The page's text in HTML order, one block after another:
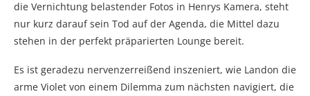
die Vernichtung belastender Fotos in Henrys Kamera, steht
nur kurz darauf sein Tod auf der Agenda, die Mittel dazu
stehen in der perfekt präparierten Lounge bereit.
Es ist geradezu nervenzerreißend inszeniert, wie Landon die
arme Violet von einem Dilemma zum nächsten navigiert, die